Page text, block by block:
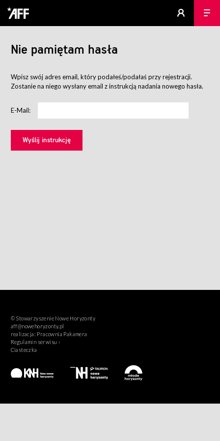
Nie pamiętam hasła
Wpisz swój adres email, który podałeś/podałaś przy rejestracji.
Zostanie na niego wysłany email z instrukcją nadania nowego hasła.
E-Mail:
© Stowarzyszenie Nowe Horyzonty
aff@nowehoryzonty.pl
realizacja: Pracownia Pakamera
Regulamin serwisu ›
Ciasteczka